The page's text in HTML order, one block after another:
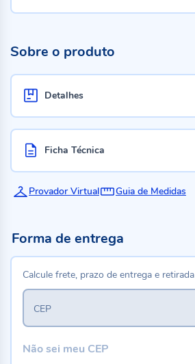
Sobre o produto
Detalhes
Ficha Técnica
Provador Virtual Guia de Medidas
Forma de entrega
Calcule frete, prazo de entrega e retirada
CEP
Não sei meu CEP